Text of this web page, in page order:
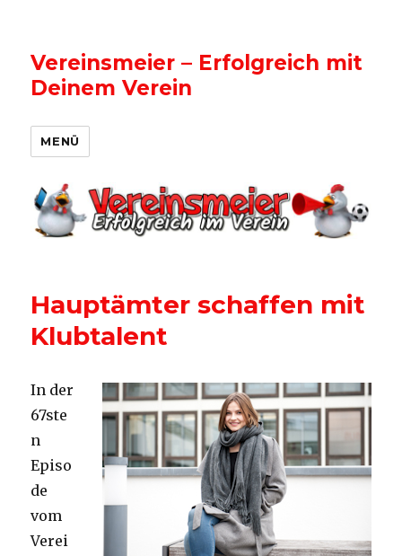
Vereinsmeier – Erfolgreich mit
Deinem Verein
MENÜ
Hauptämter schaffen mit
Klubtalent
In der
67ste
n
Episo
de
vom
Verei